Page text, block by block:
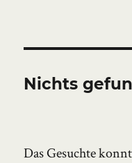
Nichts
Das Gesuchte